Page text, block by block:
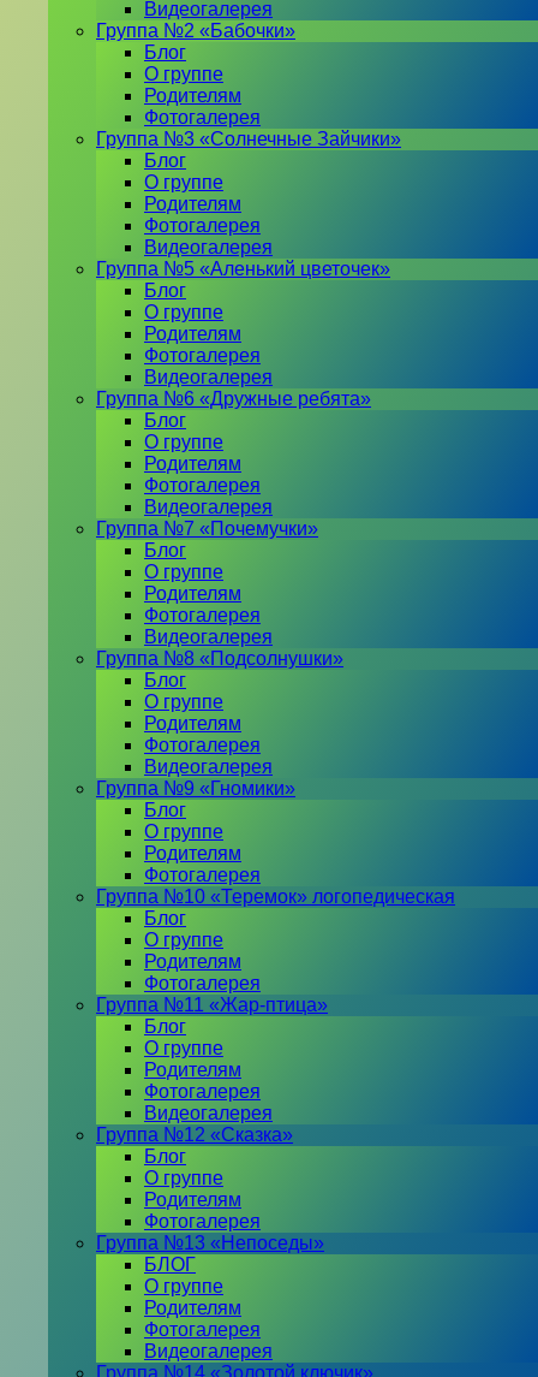
Видеогалерея
Группа №2 «Бабочки»
Блог
О группе
Родителям
Фотогалерея
Группа №3 «Солнечные Зайчики»
Блог
О группе
Родителям
Фотогалерея
Видеогалерея
Группа №5 «Аленький цветочек»
Блог
О группе
Родителям
Фотогалерея
Видеогалерея
Группа №6 «Дружные ребята»
Блог
О группе
Родителям
Фотогалерея
Видеогалерея
Группа №7 «Почемучки»
Блог
О группе
Родителям
Фотогалерея
Видеогалерея
Группа №8 «Подсолнушки»
Блог
О группе
Родителям
Фотогалерея
Видеогалерея
Группа №9 «Гномики»
Блог
О группе
Родителям
Фотогалерея
Группа №10 «Теремок» логопедическая
Блог
О группе
Родителям
Фотогалерея
Группа №11 «Жар-птица»
Блог
О группе
Родителям
Фотогалерея
Видеогалерея
Группа №12 «Сказка»
Блог
О группе
Родителям
Фотогалерея
Группа №13 «Непоседы»
БЛОГ
О группе
Родителям
Фотогалерея
Видеогалерея
Группа №14 «Золотой ключик»